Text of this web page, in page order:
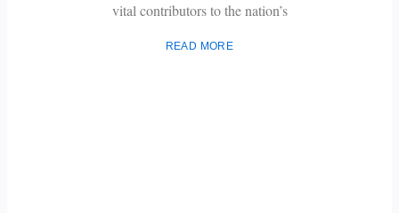
vital contributors to the nation’s
READ MORE